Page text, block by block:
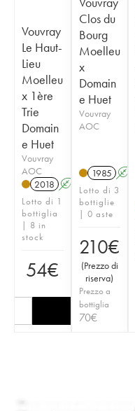
Vouvray
Le Haut-
Lieu
Moelleu
x 1ère
Trie
Domain
e Huet
Vouvray
AOC
2018 A S
Lotto di 1
bottiglia
| 8 in
stock
54€
Clos du
Bourg
Moelleu
x
Domain
e Huet
Vouvray
AOC
1985 A
Lotto di 3
bottiglie
| 0 aste
210€
(Prezzo di
riserva)
Prezzo a
bottiglia
70€